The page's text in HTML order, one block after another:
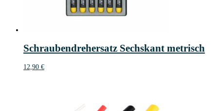
Schraubendrehersatz Sechskant metrisch
12,90 €